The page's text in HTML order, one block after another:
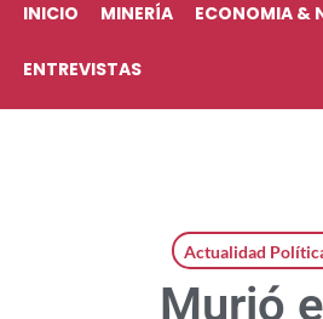
INICIO MINERÍA ECONOMIA &
ENTREVISTAS
Actualidad
Murió